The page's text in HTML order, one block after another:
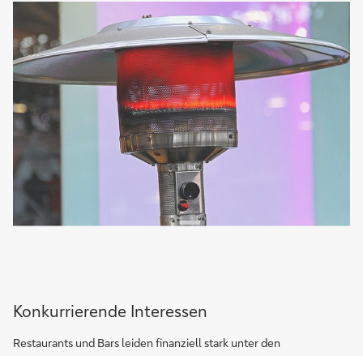
Konkurrierende Interessen
Restaurants und Bars leiden finanziell stark unter den